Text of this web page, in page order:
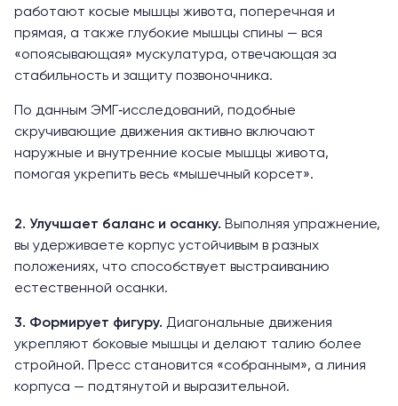
работают косые мышцы живота, поперечная и
прямая, а также глубокие мышцы спины — вся
«опоясывающая» мускулатура, отвечающая за
стабильность и защиту позвоночника.
По данным ЭМГ‑исследований, подобные
скручивающие движения активно включают
наружные и внутренние косые мышцы живота,
помогая укрепить весь «мышечный корсет».
2. Улучшает баланс и осанку. Выполняя упражнение,
вы удерживаете корпус устойчивым в разных
положениях, что способствует выстраиванию
естественной осанки.
3. Формирует фигуру. Диагональные движения
укрепляют боковые мышцы и делают талию более
стройной. Пресс становится «собранным», а линия
корпуса — подтянутой и выразительной.